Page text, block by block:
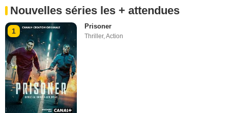
Nouvelles séries les + attendues
1
Prisoner
Thriller,Action